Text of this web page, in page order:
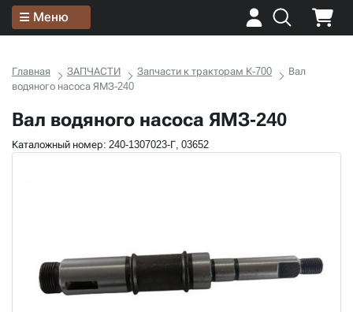
Меню
Главная ЗАПЧАСТИ Запчасти к тракторам К-700
Вал
водяного насоса ЯМЗ-240
Вал водяного насоса ЯМЗ-240
Каталожный номер: 240-1307023-Г, 03652